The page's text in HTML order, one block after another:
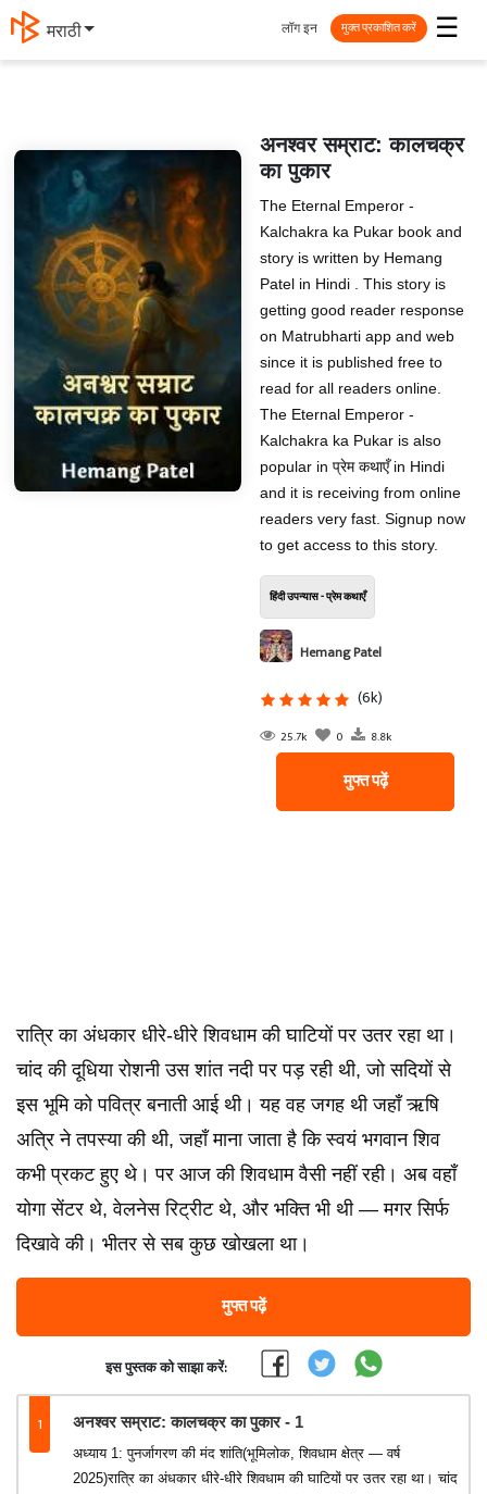
मराठी ☰
लॉग इन मुक्त प्रकाशित करें
अनश्वर सम्राट: कालचक्र
का पुकार
The Eternal Emperor -
Kalchakra ka Pukar book and
story is written by Hemang
Patel in Hindi . This story is
getting good reader response
on Matrubharti app and web
since it is published free to
read for all readers online.
The Eternal Emperor -
Kalchakra ka Pukar is also
popular in प्रेम कथाएँ in Hindi
and it is receiving from online
readers very fast. Signup now
to get access to this story.
हिंदी उपन्यास - प्रेम कथाएँ
Hemang Patel
(6k)
25.7k 0 8.8k
मुफ्त पढ़ें
रात्रि का अंधकार धीरे-धीरे शिवधाम की घाटियों पर उतर रहा था।
चांद की दूधिया रोशनी उस शांत नदी पर पड़ रही थी, जो सदियों से
इस भूमि को पवित्र बनाती आई थी। यह वह जगह थी जहाँ ऋषि
अत्रि ने तपस्या की थी, जहाँ माना जाता है कि स्वयं भगवान शिव
कभी प्रकट हुए थे। पर आज की शिवधाम वैसी नहीं रही। अब वहाँ
योगा सेंटर थे, वेलनेस रिट्रीट थे, और भक्ति भी थी — मगर सिर्फ
दिखावे की। भीतर से सब कुछ खोखला था।
मुफ्त पढ़ें
इस पुस्तक को साझा करें:
1 अनश्वर सम्राट: कालचक्र का पुकार - 1
अध्याय 1: पुनर्जागरण की मंद शांति(भूमिलोक, शिवधाम क्षेत्र — वर्ष
2025)रात्रि का अंधकार धीरे-धीरे शिवधाम की घाटियों पर उतर रहा था। चांद